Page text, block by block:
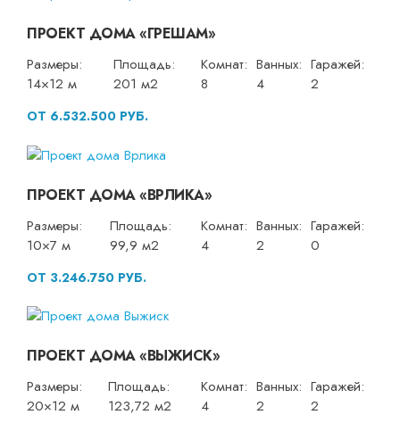
ПРОЕКТ ДОМА «ГРЕШАМ»
Размеры:
14×12 м
Площадь:
201 м2
Комнат:
8
Ванных:
4
Гаражей:
2
ОТ 6.532.500 РУБ.
ПРОЕКТ ДОМА «ВРЛИКА»
Размеры:
10×7 м
Площадь:
99,9 м2
Комнат:
4
Ванных:
2
Гаражей:
0
ОТ 3.246.750 РУБ.
ПРОЕКТ ДОМА «ВЫЖИСК»
Размеры:
20×12 м
Площадь:
123,72 м2
Комнат:
4
Ванных:
2
Гаражей:
2